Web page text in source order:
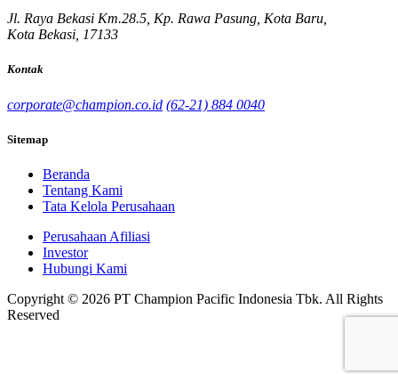
Jl. Raya Bekasi Km.28.5, Kp. Rawa Pasung, Kota Baru,
Kota Bekasi, 17133
Kontak
corporate@champion.co.id (62-21) 884 0040
Sitemap
Beranda
Tentang Kami
Tata Kelola Perusahaan
Perusahaan Afiliasi
Investor
Hubungi Kami
Copyright © 2026 PT Champion Pacific Indonesia Tbk. All Rights
Reserved